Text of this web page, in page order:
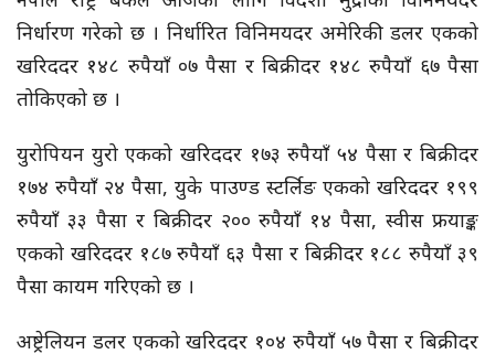
निर्धारण गरेको छ । निर्धारित विनिमयदर अमेरिकी डलर एकको
खरिददर १४८ रुपैयाँ ०७ पैसा र बिक्रीदर १४८ रुपैयाँ ६७ पैसा
तोकिएको छ ।
युरोपियन युरो एकको खरिददर १७३ रुपैयाँ ५४ पैसा र बिक्रीदर
१७४ रुपैयाँ २४ पैसा, युके पाउण्ड स्टर्लिङ एकको खरिददर १९९
रुपैयाँ ३३ पैसा र बिक्रीदर २०० रुपैयाँ १४ पैसा, स्वीस फ्रयाङ्क
एकको खरिददर १८७ रुपैयाँ ६३ पैसा र बिक्रीदर १८८ रुपैयाँ ३९
पैसा कायम गरिएको छ ।
अष्ट्रेलियन डलर एकको खरिददर १०४ रुपैयाँ ५७ पैसा र बिक्रीदर